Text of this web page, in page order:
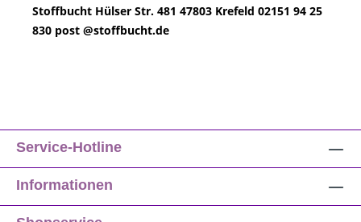
Stoffbucht Hülser Str. 481 47803 Krefeld 02151 94 25
830 post @stoffbucht.de
Service-Hotline
Informationen